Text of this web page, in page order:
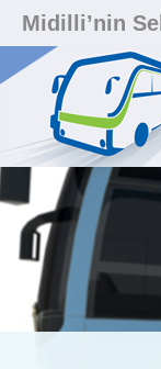
Midilli’nin